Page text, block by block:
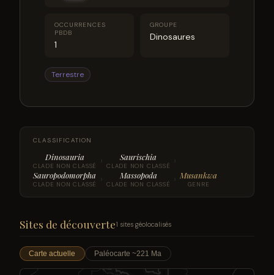
OCCURRENCES
PBDB
1
GROUPE
Dinosaures
Terrestre
CLASSIFICATION
Dinosauria
CLADE NON CLASSÉ › Saurischia
CLADE NON CLASSÉ ›
Sauropodomorpha
CLADE NON CLASSÉ › Massopoda
CLADE NON CLASSÉ › Musankwa
GENRE
Sites de découverte1 sites géolocalisés
Carte actuelle Paléocarte ~221 Ma